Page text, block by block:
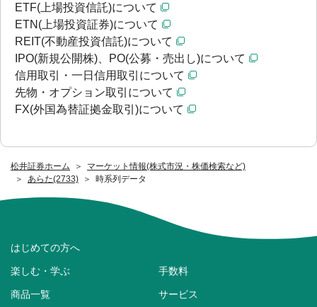
松井証券ホーム
マーケット情報(株式市況・株価検索など)
あらた(2733)
時系列データ
ETF(上場投資信託)について
ETN(上場投資証券)について
REIT(不動産投資信託)について
IPO(新規公開株)、PO(公募・売出し)について
信用取引・一日信用取引について
先物・オプション取引について
FX(外国為替証拠金取引)について
はじめての方へ
楽しむ・学ぶ 手数料
商品一覧 サービス